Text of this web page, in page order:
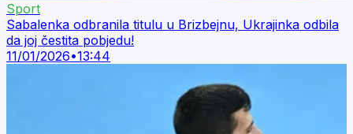
Sport
Sabalenka odbranila titulu u Brizbejnu, Ukrajinka odbila
da joj čestita pobjedu!
11/01/2026•13:44